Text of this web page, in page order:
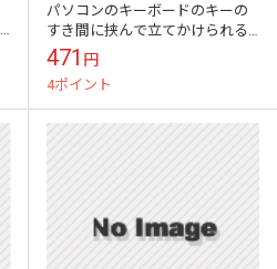
パソコンのキーボードのキーの
すき間に挟んで立てかけられる
かわいい伝言メモ ハイモジモ
ジ Deng On\"Deer\"
471 円
4ポイント